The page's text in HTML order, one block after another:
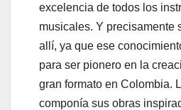
excelencia de todos los
musicales. Y precisamente
allí, ya que ese
para ser pionero en la
gran formato en Colombia.
componía sus obras